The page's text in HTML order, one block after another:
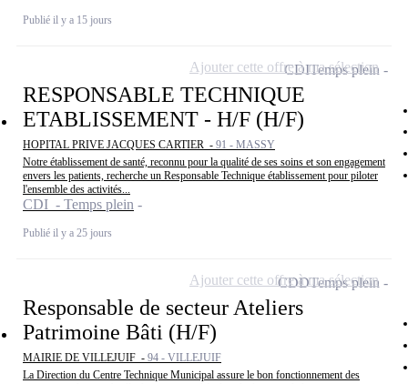
Publié il y a 15 jours
RESPONSABLE TECHNIQUE
ETABLISSEMENT - H/F (H/F)
HOPITAL PRIVE JACQUES CARTIER - 91 - MASSY
Notre établissement de santé, reconnu pour la qualité de ses soins et son engagement
envers les patients, recherche un Responsable Technique établissement pour piloter
l'ensemble des activités...
CDI - Temps plein
Publié il y a 25 jours
CDITemps plein
Ajouter cette offre à ma sélection
Responsable de secteur Ateliers
Patrimoine Bâti (H/F)
MAIRIE DE VILLEJUIF - 94 - VILLEJUIF
La Direction du Centre Technique Municipal assure le bon fonctionnement des
CDDTemps plein
Ajouter cette offre à ma sélection